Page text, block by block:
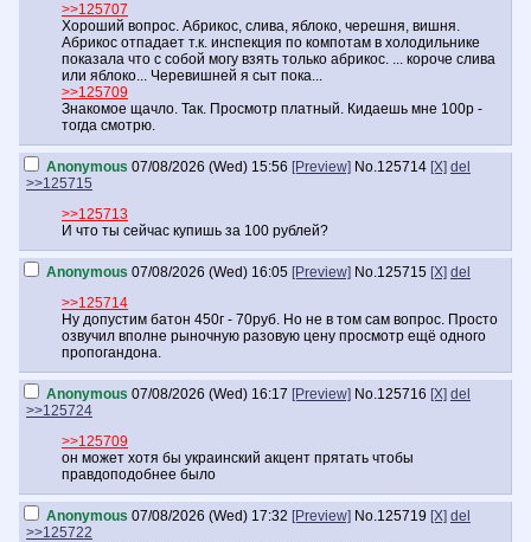
>>125707
Хороший вопрос. Абрикос, слива, яблоко, черешня, вишня.
Абрикос отпадает т.к. инспекция по компотам в холодильнике
показала что с собой могу взять только абрикос. ... короче слива
или яблоко... Черевишней я сыт пока...
>>125709
Знакомое щачло. Так. Просмотр платный. Кидаешь мне 100р -
тогда смотрю.
Anonymous 07/08/2026 (Wed) 15:56 [Preview] No.125714 [X] del
>>125715
>>125713
И что ты сейчас купишь за 100 рублей?
Anonymous 07/08/2026 (Wed) 16:05 [Preview] No.125715 [X] del
>>125714
Ну допустим батон 450г - 70руб. Но не в том сам вопрос. Просто
озвучил вполне рыночную разовую цену просмотр ещё одного
пропогандона.
Anonymous 07/08/2026 (Wed) 16:17 [Preview] No.125716 [X] del
>>125724
>>125709
он может хотя бы украинский акцент прятать чтобы
правдоподобнее было
Anonymous 07/08/2026 (Wed) 17:32 [Preview] No.125719 [X] del
>>125722